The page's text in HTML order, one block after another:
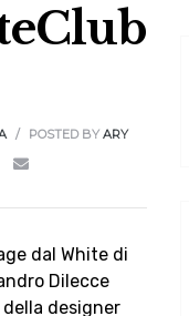
POSTED BY ARY
dal White di
Dilecce
designer